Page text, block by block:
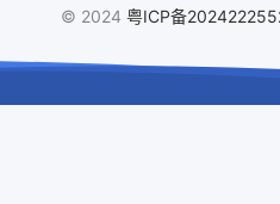
© 2024 粤ICP备